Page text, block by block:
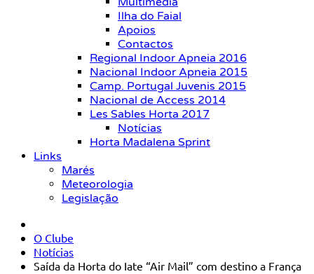
Ilha do Faial
Apoios
Contactos
Regional Indoor Apneia 2016
Nacional Indoor Apneia 2015
Camp. Portugal Juvenis 2015
Nacional de Access 2014
Les Sables Horta 2017
Notícias
Horta Madalena Sprint
Links
Marés
Meteorologia
Legislação
O Clube
Notícias
Saída da Horta do Iate “Air Mail” com destino a França